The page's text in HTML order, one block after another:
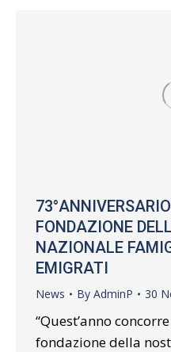
FONDAZIONE
NAZIONALE
EMIGRATI
News By AdminP 30
“Quest’anno
fondazione della